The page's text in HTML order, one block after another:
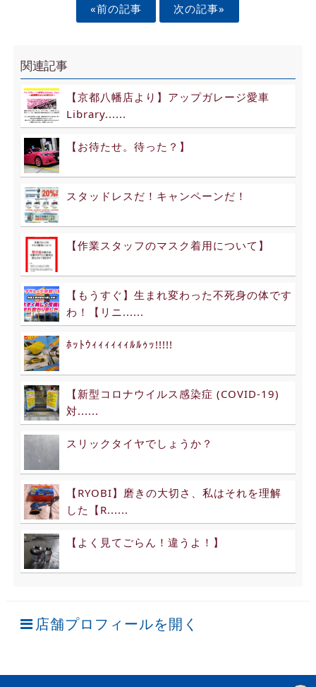
«前の記事 次の記事»
関連記事
【京都八幡店より】アップガレージ愛車
Library......
【お待たせ。待った？】
スタッドレスだ！キャンペーンだ！
【作業スタッフのマスク着用について】
【もうすぐ】生まれ変わった不死身の体です
わ！【リニ......
ﾎｯﾄｳｨｨｨｨｨｨﾙﾙｩｯ!!!!!
【新型コロナウイルス感染症 (COVID-19)
対......
スリックタイヤでしょうか？
【RYOBI】磨きの大切さ、私はそれを理解
した【R......
【よく見てごらん！違うよ！】
店舗プロフィールを開く